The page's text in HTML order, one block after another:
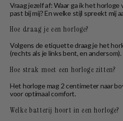
Vraag jezelf af: Waar ga ik het
past bij mij? En welke stijl spreekt mij
Hoe draag je een horloge?
Volgens de etiquette draag je het
(rechts als je links bent, en andersom).
Hoe strak moet een horloge zitten?
Het horloge mag 2 centimeter naar
voor optimaal comfort.
Welke batterij hoort in een horloge?